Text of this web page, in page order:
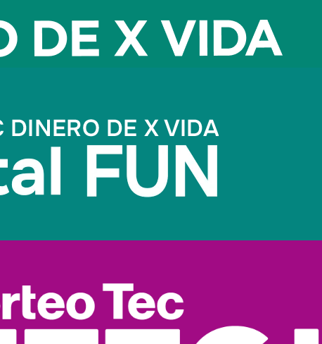
negocios son sus mismos propietarios, ya que se resisten
los procesos y tareas de tu negocio, para que puedas
a estos personas a tu nómina. Puedes considerar
y, también, que diferentes tareas en las que no eres un
aunque sea pequeño- que te acompaña con un alto nivel de
de formación, que actualice los conocimientos de los
educativa -aunque sería lo mejor-; puedes
que tu negocio pueda seguir creciendo.
tu público
monótona. Al contrario, se caracteriza por el dinamismo y la
clientes y sus problemas y preocupaciones.
y lideres investigaciones y análisis de mercado,